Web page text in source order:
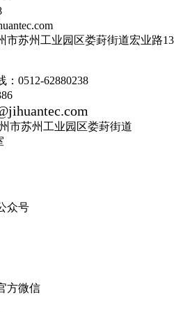
市苏州工业园区娄葑街道宏业路
： 0512-62880238
市苏州工业园区娄葑街道
众号
方微信